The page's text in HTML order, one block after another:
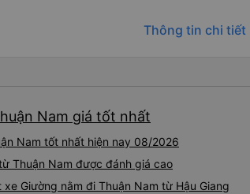
Thông tin chi tiết
Nam giá tốt nhất
Nam tốt nhất hiện nay 08/2026
Thuận Nam được đánh giá cao
Giường nằm đi Thuận Nam từ Hậu Giang